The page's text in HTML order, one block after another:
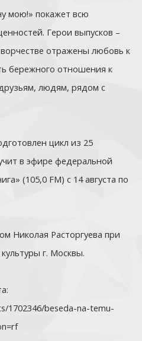
мою!» покажет всю
Герои выпусков –
отражены любовь к
бережного отношения к
людям, рядом с
цикл из 25
в эфире федеральной
(105,0 FM) с 14 августа по
Николая Расторгуева при
г. Москвы.
1702346/beseda-na-temu-